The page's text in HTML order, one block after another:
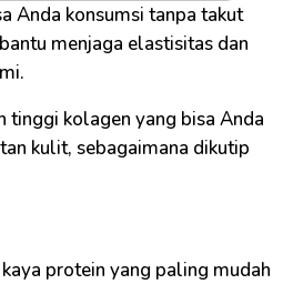
Anda konsumsi tanpa takut
menjaga elastisitas dan
tinggi kolagen yang bisa Anda
kulit, sebagaimana dikutip
protein yang paling mudah